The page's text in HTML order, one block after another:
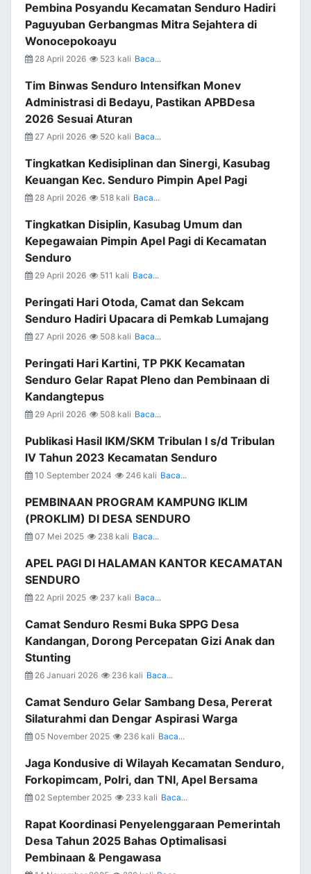
Pembina Posyandu Kecamatan Senduro Hadiri
Paguyuban Gerbangmas Mitra Sejahtera di
Wonocepokoayu
28 April 2026 523 kali Baca...
Tim Binwas Senduro Intensifkan Monev
Administrasi di Bedayu, Pastikan APBDesa
2026 Sesuai Aturan
27 April 2026 520 kali Baca...
Tingkatkan Kedisiplinan dan Sinergi, Kasubag
Keuangan Kec. Senduro Pimpin Apel Pagi
28 April 2026 518 kali Baca...
Tingkatkan Disiplin, Kasubag Umum dan
Kepegawaian Pimpin Apel Pagi di Kecamatan
Senduro
29 April 2026 511 kali Baca...
Peringati Hari Otoda, Camat dan Sekcam
Senduro Hadiri Upacara di Pemkab Lumajang
27 April 2026 508 kali Baca...
Peringati Hari Kartini, TP PKK Kecamatan
Senduro Gelar Rapat Pleno dan Pembinaan di
Kandangtepus
29 April 2026 508 kali Baca...
Publikasi Hasil IKM/SKM Tribulan I s/d Tribulan
IV Tahun 2023 Kecamatan Senduro
10 September 2024 246 kali Baca...
PEMBINAAN PROGRAM KAMPUNG IKLIM
(PROKLIM) DI DESA SENDURO
07 Mei 2025 238 kali Baca...
APEL PAGI DI HALAMAN KANTOR KECAMATAN
SENDURO
22 April 2025 237 kali Baca...
Camat Senduro Resmi Buka SPPG Desa
Kandangan, Dorong Percepatan Gizi Anak dan
Stunting
26 Januari 2026 236 kali Baca...
Camat Senduro Gelar Sambang Desa, Pererat
Silaturahmi dan Dengar Aspirasi Warga
05 November 2025 236 kali Baca...
Jaga Kondusive di Wilayah Kecamatan Senduro,
Forkopimcam, Polri, dan TNI, Apel Bersama
02 September 2025 233 kali Baca...
Rapat Koordinasi Penyelenggaraan Pemerintah
Desa Tahun 2025 Bahas Optimalisasi
Pembinaan & Pengawasa